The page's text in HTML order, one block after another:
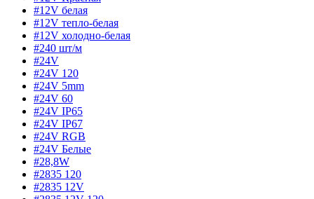
#12V белая
#12V тепло-белая
#12V холодно-белая
#240 шт/м
#24V
#24V 120
#24V 5mm
#24V 60
#24V IP65
#24V IP67
#24V RGB
#24V Белые
#28,8W
#2835 120
#2835 12V